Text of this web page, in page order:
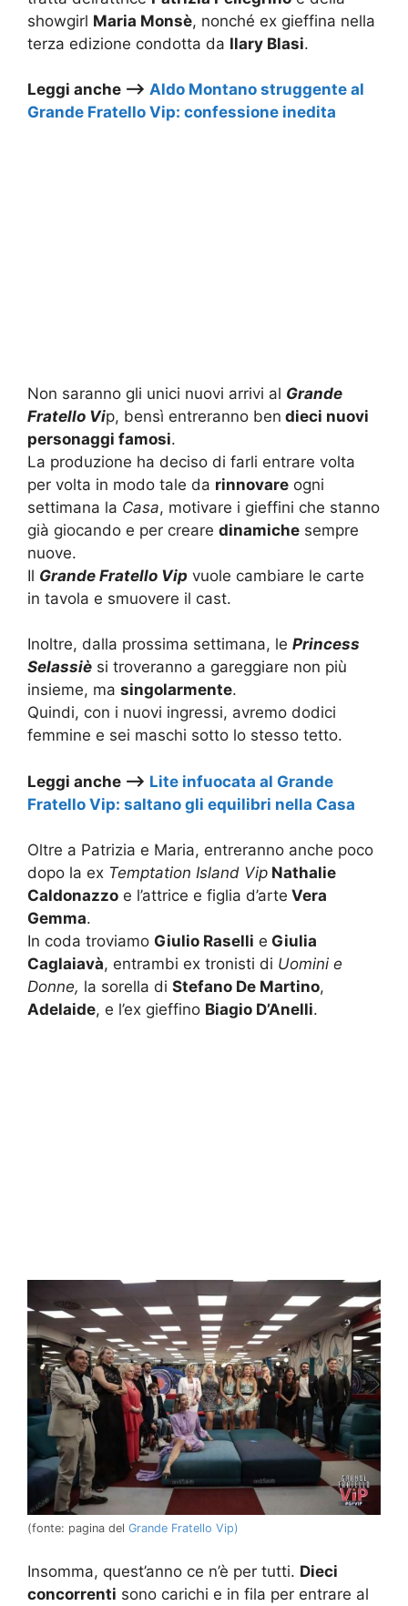
showgirl Maria Monsè, nonché ex gieffina nella
terza edizione condotta da Ilary Blasi.
Leggi anche –> Aldo Montano struggente al
Grande Fratello Vip: confessione inedita
Non saranno gli unici nuovi arrivi al Grande
Fratello Vip, bensì entreranno ben dieci nuovi
personaggi famosi.
La produzione ha deciso di farli entrare volta
per volta in modo tale da rinnovare ogni
settimana la Casa, motivare i gieffini che stanno
già giocando e per creare dinamiche sempre
nuove.
Il Grande Fratello Vip vuole cambiare le carte
in tavola e smuovere il cast.
Inoltre, dalla prossima settimana, le Princess
Selassiè si troveranno a gareggiare non più
insieme, ma singolarmente.
Quindi, con i nuovi ingressi, avremo dodici
femmine e sei maschi sotto lo stesso tetto.
Leggi anche –> Lite infuocata al Grande
Fratello Vip: saltano gli equilibri nella Casa
Oltre a Patrizia e Maria, entreranno anche poco
dopo la ex Temptation Island Vip Nathalie
Caldonazzo e l’attrice e figlia d’arte Vera
Gemma.
In coda troviamo Giulio Raselli e Giulia
Caglaiavà, entrambi ex tronisti di Uomini e
Donne, la sorella di Stefano De Martino,
Adelaide, e l’ex gieffino Biagio D’Anelli.
(fonte: pagina del Grande Fratello Vip)
Insomma, quest’anno ce n’è per tutti. Dieci
concorrenti sono carichi e in fila per entrare al